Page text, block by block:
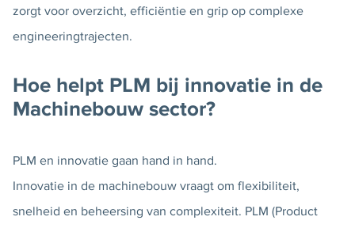
zorgt voor overzicht, efficiëntie en grip op complexe
engineeringtrajecten.
Hoe helpt PLM bij innovatie in de
Machinebouw sector?
PLM en innovatie gaan hand in hand.
Innovatie in de machinebouw vraagt om flexibiliteit,
snelheid en beheersing van complexiteit. PLM (Product